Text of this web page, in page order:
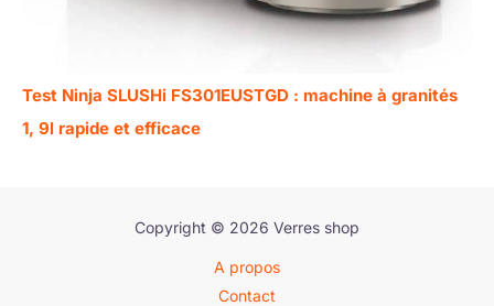
Test Ninja SLUSHi FS301EUSTGD : machine à granités
1, 9l rapide et efficace
Copyright © 2026 Verres shop
A propos
Contact